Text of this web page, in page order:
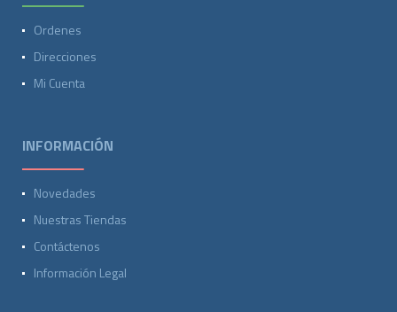
Ordenes
Direcciones
Mi Cuenta
INFORMACIÓN
Novedades
Nuestras Tiendas
Contáctenos
Información Legal